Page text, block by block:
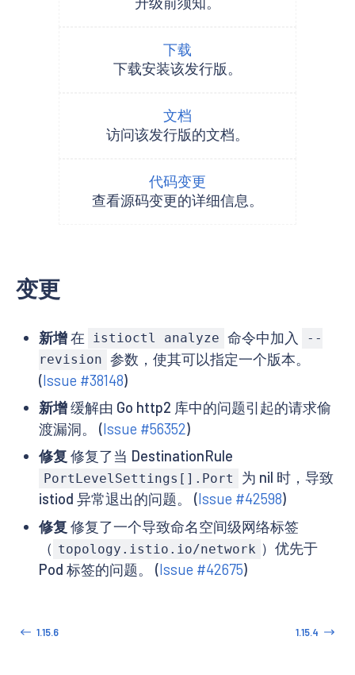
下载
下载安装该发行版。
文档
访问该发行版的文档。
代码变更
查看源码变更的详细信息。
变更
新增在 istioctl analyze 命令中加入
--
revision 参数，使其可以指定一个版本。
(Issue #38148)
新增缓解由 Go http2 库中的问题引起的请求偷
渡漏洞。 (Issue #56352)
修复 修复了当 DestinationRule
PortLevelSettings[].Port
为 nil 时，导致
istiod 异常退出的问题。 (Issue #42598)
修复 修复了一个导致命名空间级网络标签
（ topology.istio.io/network ）优先于
Pod 标签的问题。 (Issue #42675)
1.15.6 1.15.4